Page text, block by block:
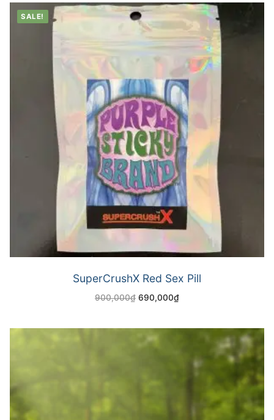
SALE!
SuperCrushX Red Sex Pill
900,000₫ 690,000₫